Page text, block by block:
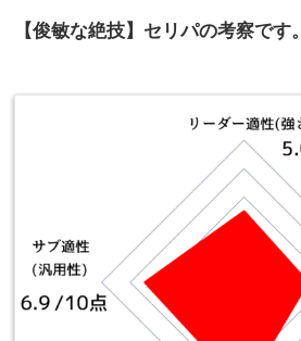
【俊敏な絶技】セリパの考察です。